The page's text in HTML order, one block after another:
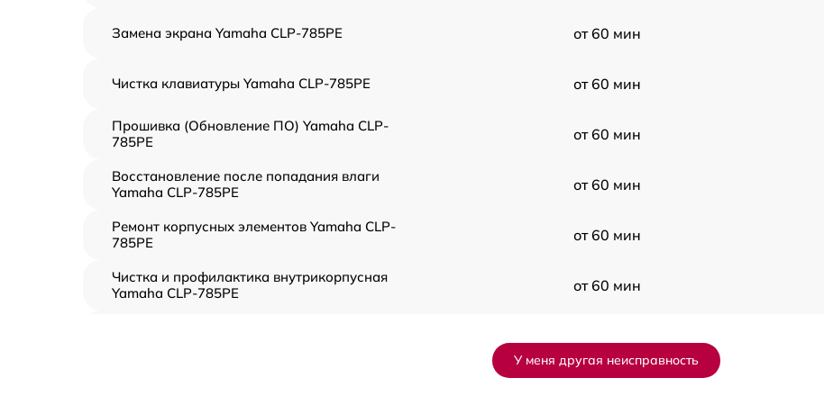
Замена экрана Yamaha CLP-785PE от 60 мин
Чистка клавиатуры Yamaha CLP-785PE от 60 мин
Прошивка (Обновление ПО) Yamaha CLP-
785PE
от 60 мин
Восстановление после попадания влаги
Yamaha CLP-785PE
от 60 мин
Ремонт корпусных элементов Yamaha CLP-
785PE
от 60 мин
Чистка и профилактика внутрикорпусная
Yamaha CLP-785PE
от 60 мин
У меня другая неисправность